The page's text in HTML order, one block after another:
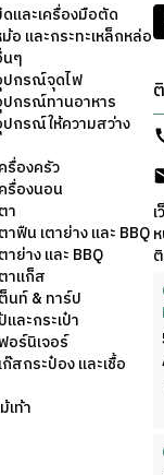
และเครื่องมือตัด
อ และกระทะเหล็กหล่อ
ๆ
ปกรณ์จุดไฟ
ปกรณ์ทานอาหาร
กรณ์ให้ความสว่าง
รื่องครัว
รื่องนอน
า
ฟืน เตาย่าง และ BBQ
ย่าง และ BBQ
าแก็ส
นท์ & ทาร์ป
ละกระเป๋า
อร์นิเจอร์
สกระป๋อง และเชื้อ
เท้า